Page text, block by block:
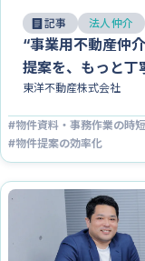
記事 法人仲介
“事業用不動産仲
提案を、もっと丁
東洋不動産株式会社
#物件資料・事務作業の時短
#物件提案の効率化